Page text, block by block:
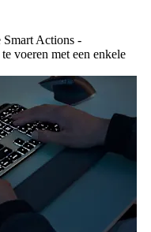
Smart Actions -
voeren met een enkele